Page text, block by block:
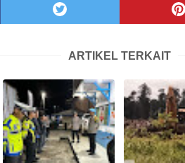
ARTIKEL TERKAIT